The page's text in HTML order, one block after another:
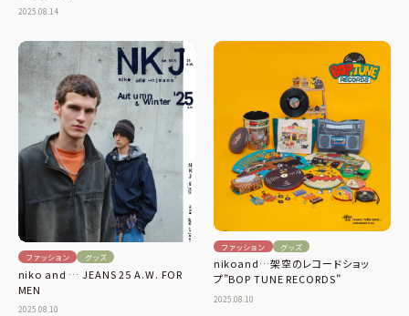
2025.08.14
ファッション グッズ
niko and … JEANS 25 A.W. FOR
MEN
2025.08.10
ファッション グッズ
nikoand…架空のレコードショッ
プ”BOP TUNE RECORDS”
2025.08.10